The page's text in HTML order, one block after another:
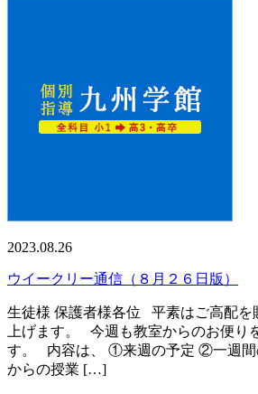
2023.08.26
ウイークリー通信（８月２６日版）
生徒様 保護者様各位 平素はご高配を
上げます。 今週も教室からのお便り
す。 内容は、 ①来週の予定 ②一週間
からの授業 […]